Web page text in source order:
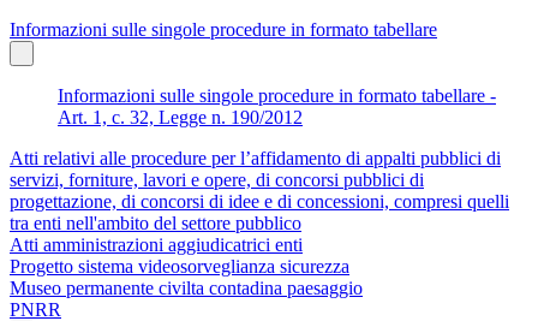
Informazioni sulle singole procedure in formato tabellare
Informazioni sulle singole procedure in formato tabellare -
Art. 1, c. 32, Legge n. 190/2012
Atti relativi alle procedure per l’affidamento di appalti pubblici di
servizi, forniture, lavori e opere, di concorsi pubblici di
progettazione, di concorsi di idee e di concessioni, compresi quelli
tra enti nell'ambito del settore pubblico
Atti amministrazioni aggiudicatrici enti
Progetto sistema videosorveglianza sicurezza
Museo permanente civilta contadina paesaggio
PNRR